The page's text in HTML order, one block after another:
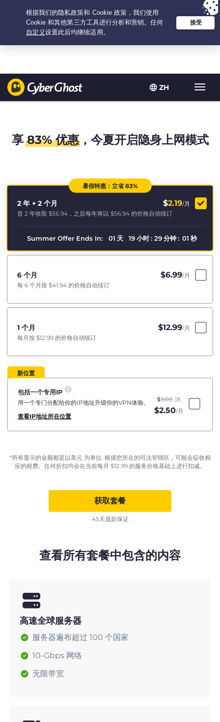
ZH
Your choice:The Best Dealfor 2.1666666666667-years at $2.19
/month
享83% 优惠，今夏开启隐身上网模式
暑假特惠：立省 83%
2 年 + 2 个月 $2.19/月
首 2 年收取 $56.94 ，之后每年将以 $56.94 的价格自动续订
Summer Offer Ends In: 01 天 19小时: 29分钟: 00 秒
6 个月 $6.99/月
每 6 个月按 $41.94 的价格自动续订
1 个月 $12.99/月
每月按 $12.99 的价格自动续订
新位置
包括一个专用IP
用一个专门分配给你的IP地址升级你的VPN体验。
查看IP地址所在位置
$5.00 /月
$2.50/月
*所有显示的金额都是以美元 为单位. 根据您所在的司法管辖区，可能会征收相
应的税费。任何折扣均会在当前每月 $12.99的服务价格基础上进行扣减。
获取套餐
45天退款保证
查看所有套餐中包含的内容
高速全球服务器
服务器遍布超过 100 个国家
10-Gbps 网络
无限带宽